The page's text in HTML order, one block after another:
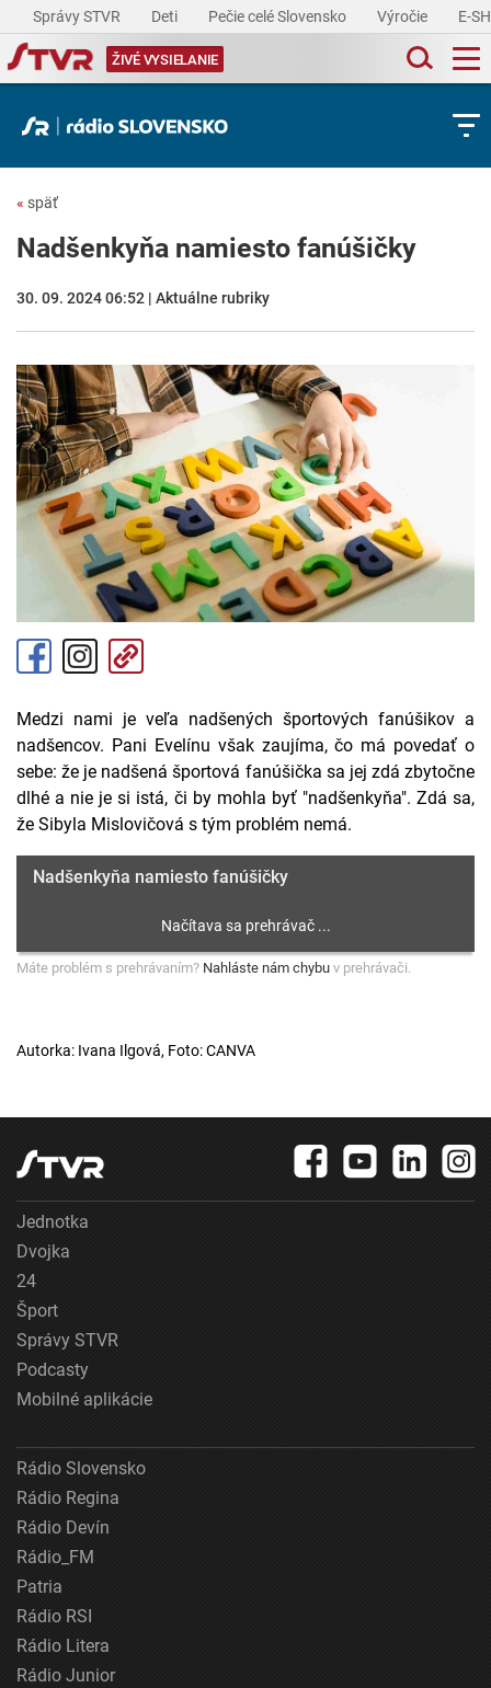
Správy STVR Deti Pečie celé Slovensko Výročie E-
ŽIVÉ VYSIELANIE
« späť
Nadšenkyňa namiesto fanúšičky
30. 09. 2024 06:52 | Aktuálne rubriky
Medzi nami je veľa nadšených športových fanúšikov a
nadšencov. Pani Evelínu však zaujíma, čo má povedať o
sebe: že je nadšená športová fanúšička sa jej zdá zbytočne
dlhé a nie je si istá, či by mohla byť "nadšenkyňa". Zdá sa,
že Sibyla Mislovičová s tým problém nemá.
Nadšenkyňa namiesto fanúšičky
Máte problém s prehrávaním? Nahláste nám chybu v prehrávači.
Autorka: Ivana Ilgová, Foto: CANVA
Jednotka
Dvojka
24
Šport
Správy STVR
Podcasty
Mobilné aplikácie
Rádio Slovensko
Rádio Regina
Rádio Devín
Rádio_FM
Patria
Rádio RSI
Rádio Litera
Rádio Junior